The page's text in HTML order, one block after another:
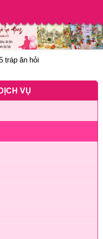
tráp ăn hỏi
VỤ